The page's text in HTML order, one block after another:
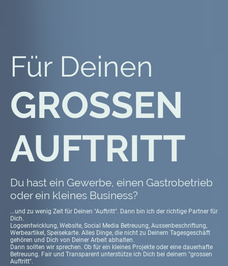
Für Deinen
GROSSEN
AUFTRITT
Du hast ein Gewerbe, einen Gastrobetrieb
oder ein kleines Business?
...und zu wenig Zeit für Deinen "Auftritt". Dann bin ich der richtige Partner für
Dich.
Logoentwicklung, Website, Social Media Betreuung, Aussenbeschriftung,
Werbeartikel, Speisekarte. Alles Dinge, die nicht zu Deinem Tagesgeschäft
gehören und Dich von Deiner Arbeit abhalten.
Dann sollten wir sprechen. Ob für ein kleines Projekte oder eine dauerhafte
Betreuung. Fair und Transparent unterstütze ich Dich bei deinem "grossen
Auftritt".